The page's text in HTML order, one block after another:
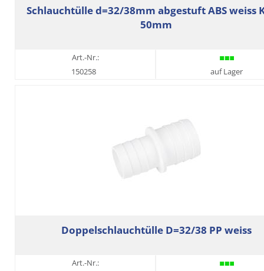
Schlauchtülle d=32/38mm abgestuft ABS weiss
50mm
Art.-Nr.:
150258
auf Lager
Doppelschlauchtülle D=32/38 PP weiss
Art.-Nr.: